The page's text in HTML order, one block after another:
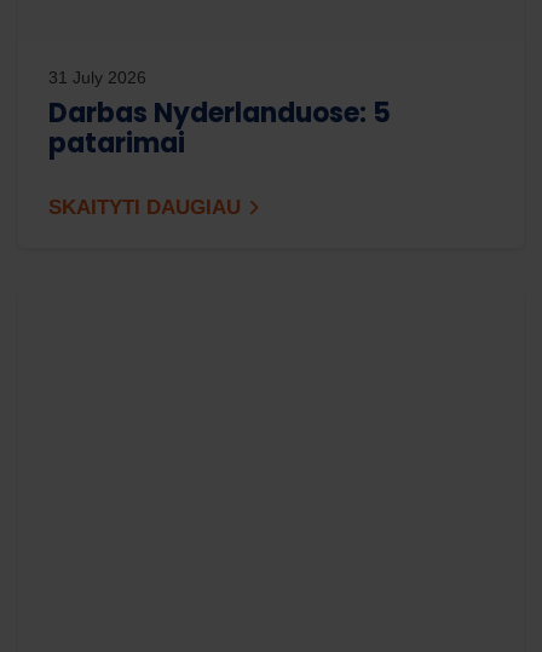
31 July 2026
Darbas Nyderlanduose: 5
patarimai
SKAITYTI DAUGIAU